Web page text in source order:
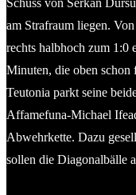
am Strafraum liegen.
rechts halbhoch zum 1:0
Minuten, die oben schon
Teutonia parkt seine
Affamefuna-Michael
Abwehrkette. Dazu
sollen die Diagonalbälle